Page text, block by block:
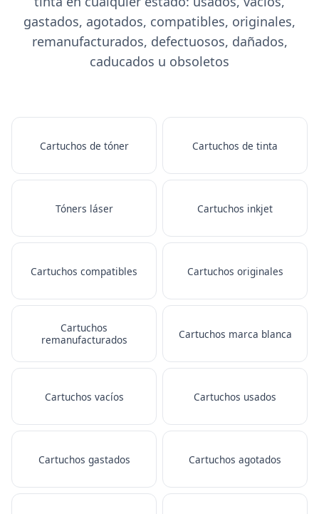
gastados, agotados, compatibles, originales,
remanufacturados, defectuosos, dañados,
caducados u obsoletos
Cartuchos de tóner Cartuchos de tinta
Tóners láser Cartuchos inkjet
Cartuchos compatibles Cartuchos originales
Cartuchos
remanufacturados
Cartuchos marca blanca
Cartuchos vacíos Cartuchos usados
Cartuchos gastados Cartuchos agotados